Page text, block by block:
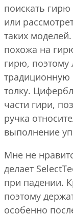
поискать
или
таких
похожа на
гирю, поэтому
традиционную
толку.
части гири,
ручка
выполнение
Мне не
делает
при падении.
поэтому
особенно